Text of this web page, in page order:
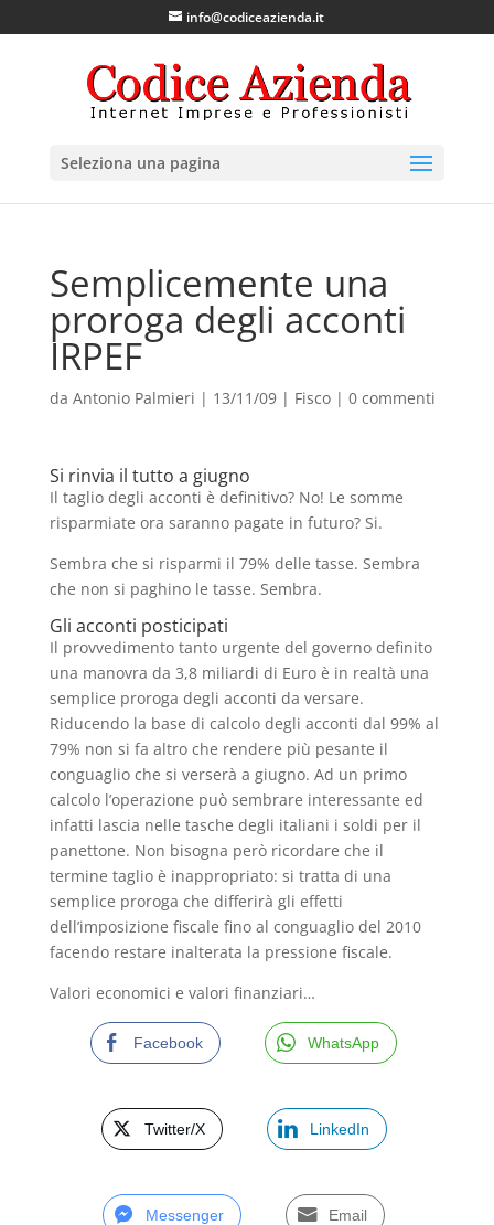
info@codiceazienda.it
Seleziona una pagina
Semplicemente una
proroga degli acconti
IRPEF
da Antonio Palmieri | 13/11/09| Fisco| 0 commenti
Si rinvia il tutto a giugno
Il taglio degli acconti è definitivo? No! Le somme
risparmiate ora saranno pagate in futuro? Si.
Sembra che si risparmi il 79% delle tasse. Sembra
che non si paghino le tasse. Sembra.
Gli acconti posticipati
Il provvedimento tanto urgente del governo definito
una manovra da 3,8 miliardi di Euro è in realtà una
semplice proroga degli acconti da versare.
Riducendo la base di calcolo degli acconti dal 99% al
79% non si fa altro che rendere più pesante il
conguaglio che si verserà a giugno. Ad un primo
calcolo l’operazione può sembrare interessante ed
infatti lascia nelle tasche degli italiani i soldi per il
panettone. Non bisogna però ricordare che il
termine taglio è inappropriato: si tratta di una
semplice proroga che differirà gli effetti
dell’imposizione fiscale fino al conguaglio del 2010
facendo restare inalterata la pressione fiscale.
Valori economici e valori finanziari…
Facebook WhatsApp
Twitter/X LinkedIn
Messenger Email